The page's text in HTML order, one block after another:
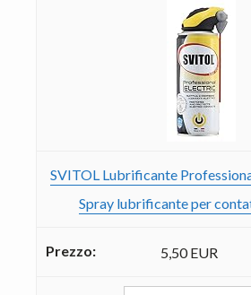
SVITOL Lubrificante
Spray lubrificante per
5,50 EUR